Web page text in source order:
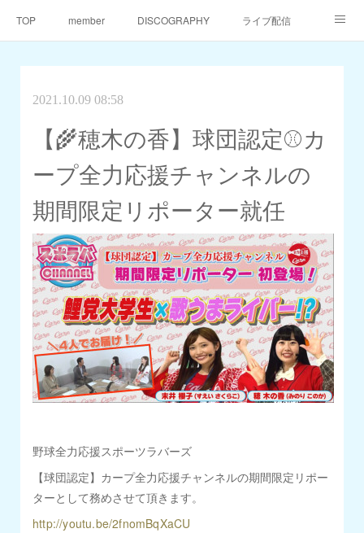
TOP member DISCOGRAPHY ライブ配信
2021.10.09 08:58
【🌾穂木の香】球団認定⚾️カ
ープ全力応援チャンネルの
期間限定リポーター就任
野球全力応援スポーツラバーズ
【球団認定】カープ全力応援チャンネルの期間限定リポー
ターとして務めさせて頂きます。
http://youtu.be/2fnomBqXaCU